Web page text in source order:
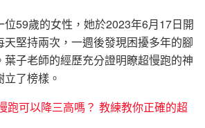
59歲的女性，她於2023年6月17日開
堅持兩次，一週後發現困擾多年的腳
子老師的經歷充分證明瞭超慢跑的神
了榜樣。
跑可以降三高嗎？ 教練教你正確的超